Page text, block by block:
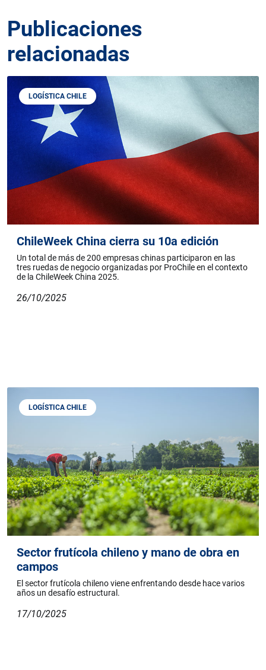
Publicaciones
relacionadas
LOGÍSTICA CHILE
ChileWeek China cierra su 10a edición
Un total de más de 200 empresas chinas participaron en las
tres ruedas de negocio organizadas por ProChile en el contexto
de la ChileWeek China 2025.
26/10/2025
LOGÍSTICA CHILE
Sector frutícola chileno y mano de obra en
campos
El sector frutícola chileno viene enfrentando desde hace varios
años un desafío estructural.
17/10/2025